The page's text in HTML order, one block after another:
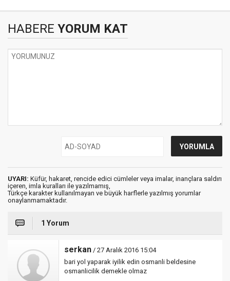
HABERE YORUM KAT
UYARI: Küfür, hakaret, rencide edici cümleler veya imalar, inançlara saldırı
içeren, imla kuralları ile yazılmamış,
Türkçe karakter kullanılmayan ve büyük harflerle yazılmış yorumlar
onaylanmamaktadır.
1 Yorum
serkan / 27 Aralık 2016 15:04
bari yol yaparak iyilik edin osmanli beldesine
osmanlicilik demekle olmaz